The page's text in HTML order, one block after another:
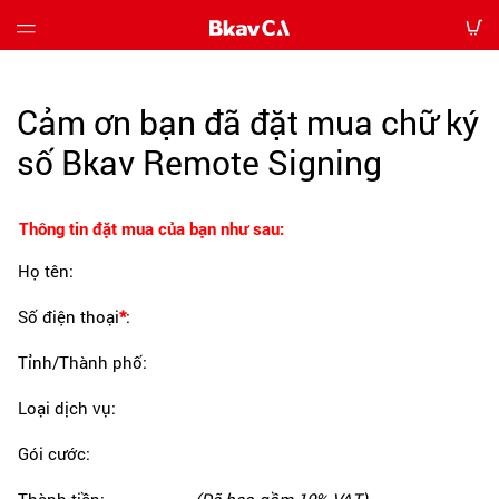
thiệu
Bảng
dẫn
tức
Tải
về
Cảm ơn bạn đã đặt mua chữ ký
số Bkav Remote Signing
Thông tin đặt mua của bạn như sau:
Họ tên:
Số điện thoại*:
Tỉnh/Thành phố:
Loại dịch vụ:
Gói cước: